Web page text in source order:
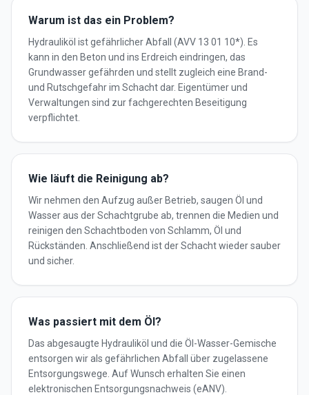
Warum ist das ein Problem?
Hydrauliköl ist gefährlicher Abfall (AVV 13 01 10*). Es
kann in den Beton und ins Erdreich eindringen, das
Grundwasser gefährden und stellt zugleich eine Brand-
und Rutschgefahr im Schacht dar. Eigentümer und
Verwaltungen sind zur fachgerechten Beseitigung
verpflichtet.
Wie läuft die Reinigung ab?
Wir nehmen den Aufzug außer Betrieb, saugen Öl und
Wasser aus der Schachtgrube ab, trennen die Medien und
reinigen den Schachtboden von Schlamm, Öl und
Rückständen. Anschließend ist der Schacht wieder sauber
und sicher.
Was passiert mit dem Öl?
Das abgesaugte Hydrauliköl und die Öl-Wasser-Gemische
entsorgen wir als gefährlichen Abfall über zugelassene
Entsorgungswege. Auf Wunsch erhalten Sie einen
elektronischen Entsorgungsnachweis (eANV).